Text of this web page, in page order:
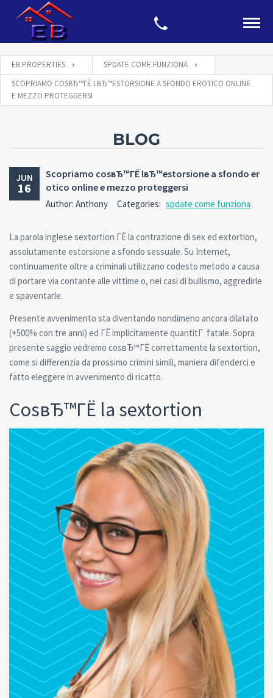
EB PROPERTIES
SPDATE COME FUNZIONA
SCOPRIAMO COSВЂ™ГЁ LВЂ™ESTORSIONE A SFONDO EROTICO ONLINE
E MEZZO PROTEGGERSI
BLOG
JUN
16
Scopriamo cosвЂ™ГЁ lвЂ™estorsione a sfondo er
otico online e mezzo proteggersi
Author: Anthony Categories: spdate come funziona
La parola inglese sextortion ГЁ la contrazione di sex ed extortion,
assolutamente estorsione a sfondo sessuale. Su Internet,
continuamente oltre a criminali utilizzano codesto metodo a causa
di portare via contante alle vittime o, nei casi di bullismo, aggredirle
e spaventarle.
Presente avvenimento sta diventando nondimeno ancora dilatato
(+500% con tre anni) ed ГЁ implicitamente quantitГ fatale. Sopra
presente saggio vedremo cosвЂ™ГЁ correttamente la sextortion,
come si differenzia da prossimo crimini simili, maniera difenderci e
fatto eleggere in avvenimento di ricatto.
CosвЂ™ГЁ la sextortion